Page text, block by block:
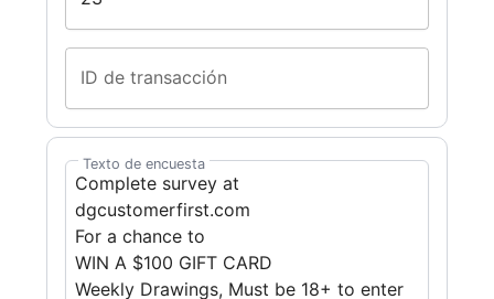
ID de transacción
Texto de encuesta